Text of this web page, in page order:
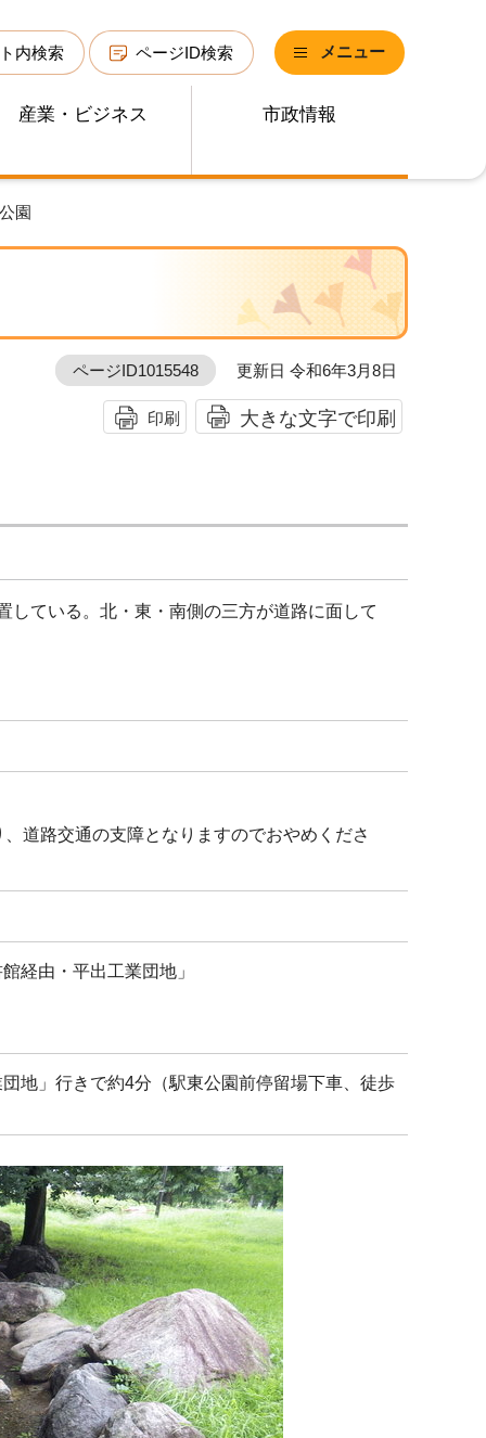
内検索 ページID検索 メニュー
産業・ビジネス 市政情報
園
ページID1015548 更新日 令和6年3月8日
印刷 大きな文字で印刷
ている。北・東・南側の三方が道路に面して
道路交通の支障となりますのでおやめくださ
経由・平出工業団地」
地」行きで約4分（駅東公園前停留場下車、徒歩